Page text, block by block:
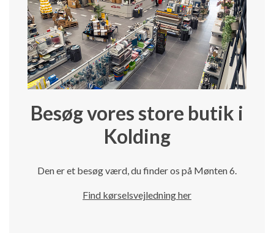
Besøg vores store butik i
Kolding
Den er et besøg værd, du finder os på Mønten 6.
Find kørselsvejledning her